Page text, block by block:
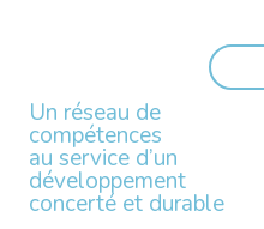
Un réseau de
compétences
au service d’un
développement
concerté et durable